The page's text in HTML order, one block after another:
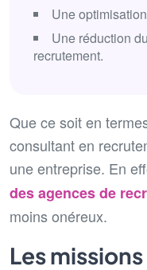
Une
Une réduction
recrutement.
Que ce soit en
consultant en
une entreprise. En
des agences de
moins onéreux.
Les